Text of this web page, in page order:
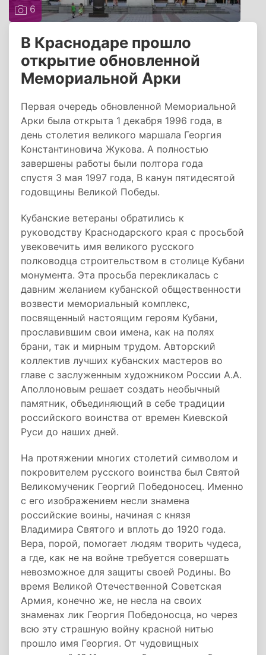
6
В Краснодаре прошло
открытие обновленной
Мемориальной Арки
Первая очередь обновленной Мемориальной
Арки была открыта 1 декабря 1996 года, в
день столетия великого маршала Георгия
Константиновича Жукова. А полностью
завершены работы были полтора года
спустя 3 мая 1997 года, В канун пятидесятой
годовщины Великой Победы.
Кубанские ветераны обратились к
руководству Краснодарского края с просьбой
увековечить имя великого русского
полководца строительством в столице Кубани
монумента. Эта просьба перекликалась с
давним желанием кубанской общественности
возвести мемориальный комплекс,
посвященный настоящим героям Кубани,
прославившим свои имена, как на полях
брани, так и мирным трудом. Авторский
коллектив лучших кубанских мастеров во
главе с заслуженным художником России А.А.
Аполлоновым решает создать необычный
памятник, объединяющий в себе традиции
российского воинства от времен Киевской
Руси до наших дней.
На протяжении многих столетий символом и
покровителем русского воинства был Святой
Великомученик Георгий Победоносец. Именно
с его изображением несли знамена
российские воины, начиная с князя
Владимира Святого и вплоть до 1920 года.
Вера, порой, помогает людям творить чудеса,
а где, как не на войне требуется совершать
невозможное для защиты своей Родины. Во
время Великой Отечественной Советская
Армия, конечно же, не несла на своих
знаменах лик Георгия Победоносца, но через
всю эту страшную войну красной нитью
прошло имя Георгия. От чудовищных